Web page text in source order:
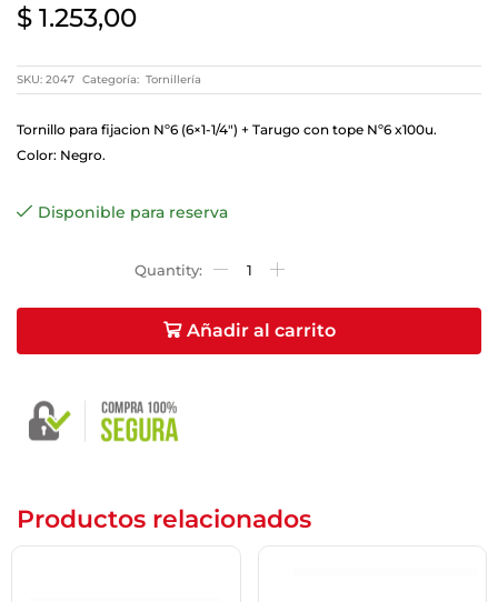
$ 1.253,00
SKU: 2047 Categoría: Tornillería
Tornillo para fijacion Nº6 (6×1-1/4″) + Tarugo con tope Nº6 x100u.
Color: Negro.
Disponible para reserva
Añadir al carrito
Productos relacionados